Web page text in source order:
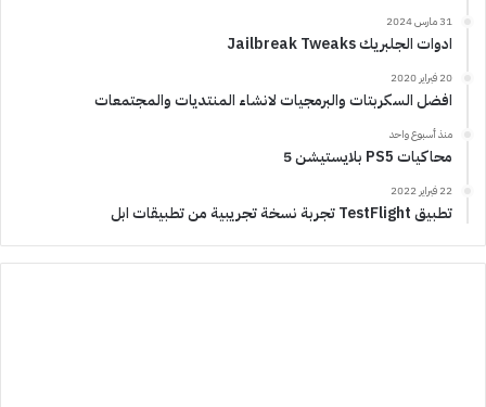
31 مارس 2024
ادوات الجلبريك Jailbreak Tweaks
20 فبراير 2020
افضل السكربتات والبرمجيات لانشاء المنتديات والمجتمعات
منذ أسبوع واحد
محاكيات PS5 بلايستيشن 5
22 فبراير 2022
تطبيق TestFlight تجربة نسخة تجريبية من تطبيقات ابل